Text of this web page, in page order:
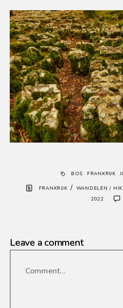
BOS FRANKRIJK
FRANKRIJK / WANDELEN /
2022
Leave a comment